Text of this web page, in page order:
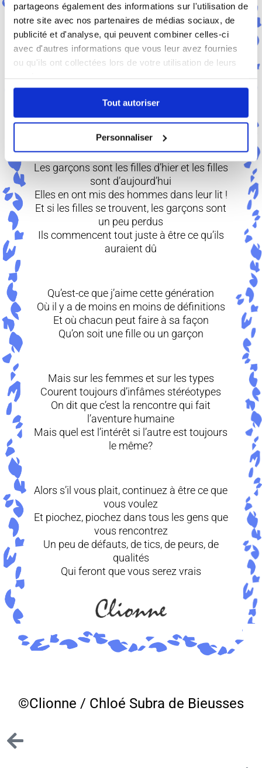
partageons également des informations sur l'utilisation de
notre site avec nos partenaires de médias sociaux, de
publicité et d'analyse, qui peuvent combiner celles-ci
avec d'autres informations que vous leur avez fournies
ou qu'ils ont collectées lors de votre utilisation de leurs
Tout autoriser
Personnaliser
Elles regardent des pornos avant d’aller se
coucher
Et pour elles décongeler c’est savoir
cuisiner
Et quand ils voient une araignée ne se
sentent pas bien
Les garçons sont les filles d’hier et les filles
sont d’aujourd’hui
Elles en ont mis des hommes dans leur lit !
Et si les filles se trouvent, les garçons sont
un peu perdus
Ils commencent tout juste à être ce qu’ils
auraient dû
Qu’est-ce que j’aime cette génération
Où il y a de moins en moins de définitions
Et où chacun peut faire à sa façon
Qu’on soit une fille ou un garçon
Mais sur les femmes et sur les types
Courent toujours d’infâmes stéréotypes
On dit que c’est la rencontre qui fait
l’aventure humaine
Mais quel est l’intérêt si l’autre est toujours
le même?
Alors s’il vous plait, continuez à être ce que
vous voulez
Et piochez, piochez dans tous les gens que
vous rencontrez
Un peu de défauts, de tics, de peurs, de
qualités
Qui feront que vous serez vrais
©Clionne / Chloé Subra de Bieusses